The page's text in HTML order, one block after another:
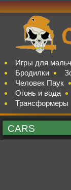
Игры для
Бродилки
Человек Паук
Огонь и вода
Трансформеры
CARS